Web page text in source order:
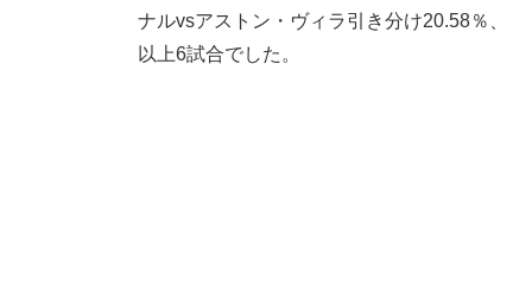
ナルvsアストン・ヴィラ引き分け20.58％、
以上6試合でした。